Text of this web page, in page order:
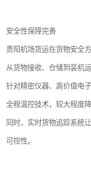
安全性保障完善
贵阳机场货运在货物安全
从货物接收、仓储到装机
针对精密仪器、高价值电
全程温控技术，较大程度
同时，实时货物追踪系统
可控性。